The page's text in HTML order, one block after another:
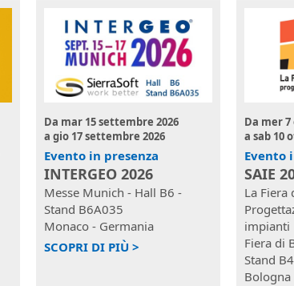
Da mar 15 settembre 2026
a gio 17 settembre 2026
Evento in presenza
INTERGEO 2026
Messe Munich - Hall B6 -
Stand B6A035
Monaco - Germania
SCOPRI DI PIÙ >
Da mer 7
a sab 10
Evento
SAIE
La Fiera
impianti
Fiera di
Stand